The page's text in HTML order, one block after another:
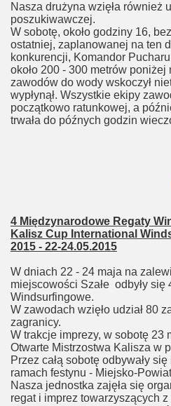
Nasza drużyna wzięła również
poszukiwawczej.
W sobotę, około godziny 16,
ostatniej, zaplanowanej na ten
konkurencji, Komandor
około 200 - 300 metrów
zawodów do wody wskoczył
wypłynął. Wszystkie ekipy
początkowo ratunkowej, a
trwała do późnych godzin
4 Międzynarodowe Regaty
Kalisz Cup International
2015 - 22-24.05.2015
W dniach 22 - 24 maja na
miejscowości Szałe odbyły
Windsurfingowe.
W zawodach wzięło udział 80
zagranicy.
W trakcje imprezy, w sobotę 23
Otwarte Mistrzostwa Kalisza w
Przez całą sobotę odbywały
ramach festynu - Miejsko-
Nasza jednostka zajęła się
regat i imprez towarzyszących